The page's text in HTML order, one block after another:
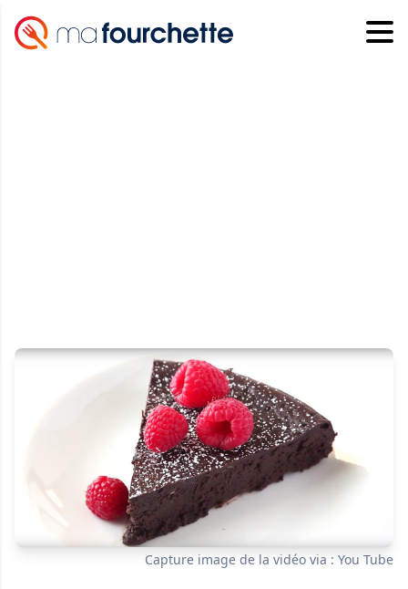
Capture image de la vidéo via : You Tube